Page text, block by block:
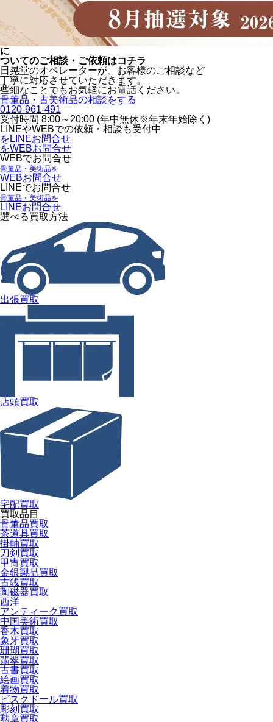
に
ついてのご相談・ご依頼はコチラ
日晃堂のオペレーターが、お客様のご相談など
丁寧に対応させていただきます。
些細なことでもお気軽にお電話ください。
骨董品・古美術品の相談をする
0120-961-491
受付時間 8:00～20:00 (年中無休※年末年始除く)
LINEやWEBでの依頼・相談も受付中
をLINEお問合せ
をWEBお問合せ
WEBでお問合せ
骨董品・美術品を
WEBお問合せ
LINEでお問合せ
骨董品・美術品を
LINEお問合せ
選べる買取方法
出張買取
店頭買取
宅配買取
買取品目
骨董品買取
茶道具買取
掛軸買取
刀剣買取
甲冑買取
金銀製品買取
古銭買取
陶磁器買取
西洋
アンティーク買取
中国美術買取
香木買取
象牙買取
珊瑚買取
翡翠買取
古書買取
絵画買取
着物買取
ビスクドール買取
彫刻買取
勲章買取